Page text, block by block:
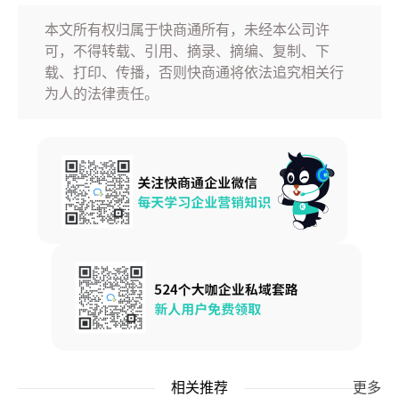
本文所有权归属于快商通所有，未经本公司许
可，不得转载、引用、摘录、摘编、复制、下
载、打印、传播，否则快商通将依法追究相关行
为人的法律责任。
相关推荐 更多